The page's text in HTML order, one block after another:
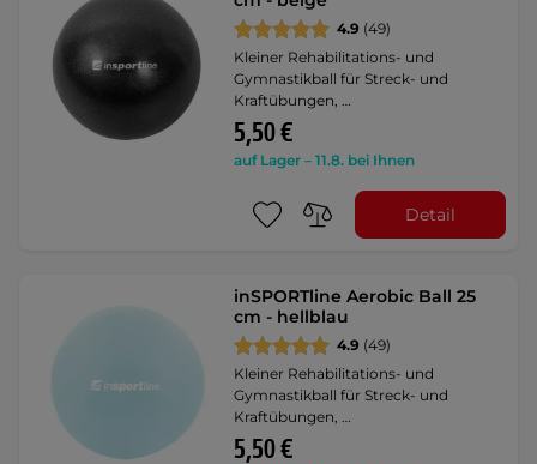
4.9 (49)
Kleiner Rehabilitations- und
Gymnastikball für Streck- und
Kraftübungen, …
5,50 €
auf Lager – 11.8. bei Ihnen
Detail
inSPORTline Aerobic Ball 25
cm - hellblau
4.9 (49)
Kleiner Rehabilitations- und
Gymnastikball für Streck- und
Kraftübungen, …
5,50 €